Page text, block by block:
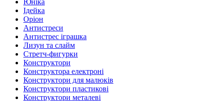
Юніка
Ідейка
Оріон
Антистреси
Антистрес іграшка
Лизун та слайм
Стретч-фигурки
Конструктори
Конструктора електроні
Конструктори для малюків
Конструктори пластикові
Конструктори металеві